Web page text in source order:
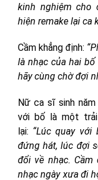
kinh nghiệm cho
hiện remake lại ca
Cầm khẳng định:
là nhạc của hai
hãy cùng chờ đợi
Nữ ca sĩ sinh
với bố là một
lại: “Lúc quay
đứng hát, lúc đợi
đổi về nhạc.
nhạc ngày xưa đi